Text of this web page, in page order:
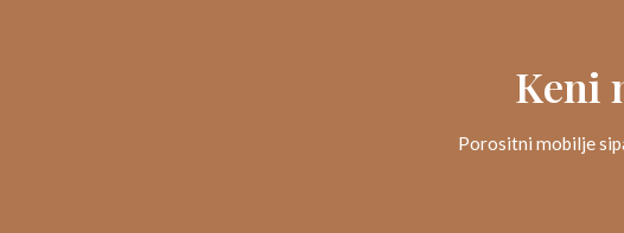
Keni
Porositni mobilje